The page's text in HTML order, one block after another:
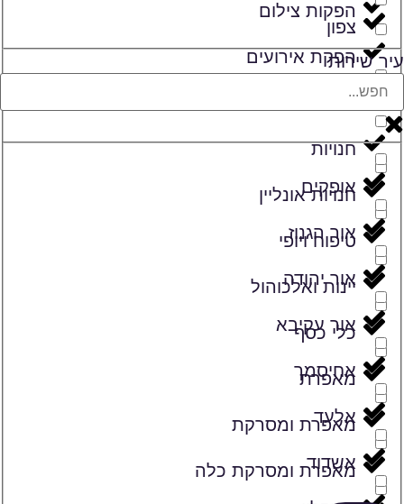
הפקות צילום
הפקת אירועים
זמרים
חנויות
חנויות אונליין
טיפוח ויופי
יינות ואלכוהול
כלי כסף
מאפרת
מאפרת ומסרקת
מאפרת ומסרקת כלה
צפון
עיר שירות
אופקים
אור הגנוז
אור יהודה
אור עקיבא
אחיסמך
אלעד
אשדוד